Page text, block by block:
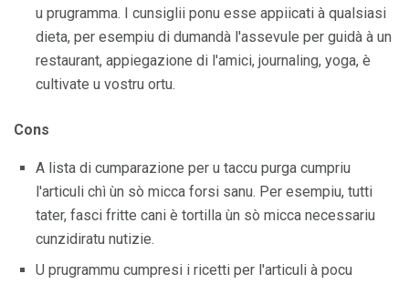
u prugramma. I cunsiglii ponu esse appiicati à qualsiasi
dieta, per esempiu di dumandà l'assevule per guidà à un
restaurant, appiegazione di l'amici, journaling, yoga, è
cultivate u vostru ortu.
Cons
A lista di cumparazione per u taccu purga cumpriu
l'articuli chì ùn sò micca forsi sanu. Per esempiu, tutti
tater, fasci fritte cani è tortilla ùn sò micca necessariu
cunzidiratu nutizie.
U prugrammu cumpresi i ricetti per l'articuli à pocu